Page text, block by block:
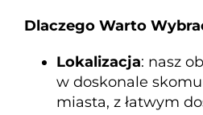
Dlaczego Warto
Lokalizacja: nasz
w doskonale
miasta, z łatwym